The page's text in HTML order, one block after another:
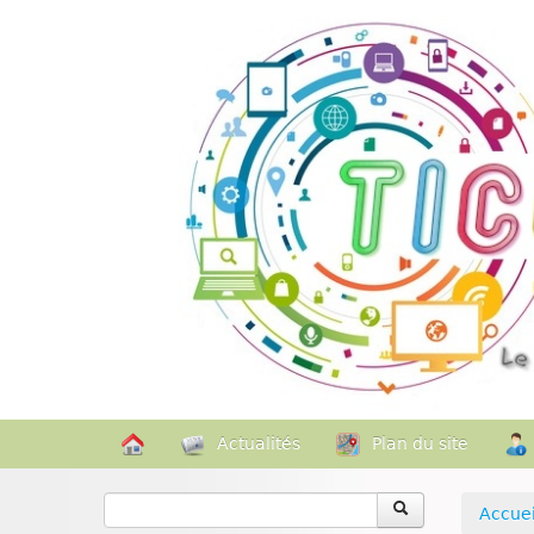
Actualités Plan du site
Accueil